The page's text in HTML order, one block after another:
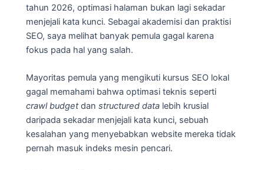
tahun 2026, optimasi halaman bukan lagi sekadar
menjejali kata kunci. Sebagai akademisi dan praktisi
SEO, saya melihat banyak pemula gagal karena
fokus pada hal yang salah.
Mayoritas pemula yang mengikuti kursus SEO lokal
gagal memahami bahwa optimasi teknis seperti
crawl budgetdan structured data lebih krusial
daripada sekadar menjejali kata kunci, sebuah
kesalahan yang menyebabkan website mereka tidak
pernah masuk indeks mesin pencari.